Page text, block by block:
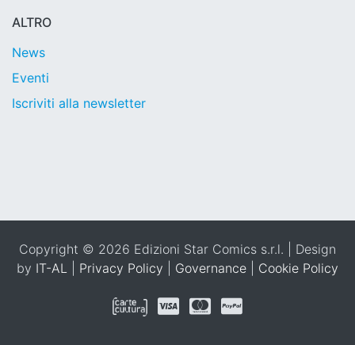
ALTRO
News
Eventi
Iscriviti alla newsletter
Copyright © 2026 Edizioni Star Comics s.r.l. | Design
by IT-AL Privacy Policy Governance Cookie Policy